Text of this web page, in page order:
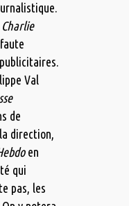
Charlie
Val
de
direction,
en
qui
pas, les